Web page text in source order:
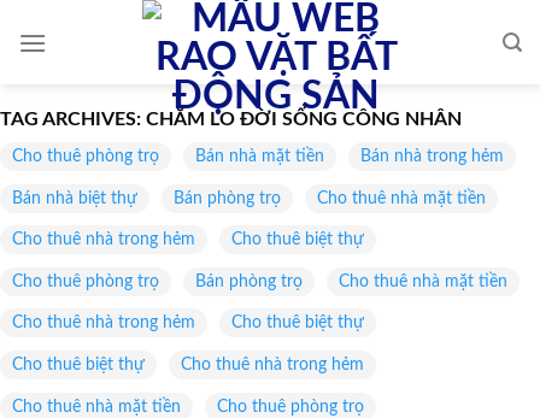
TAG ARCHIVES: CHĂM LO ĐỜI SỐNG CÔNG NHÂN
Cho thuê phòng trọ Bán nhà mặt tiền Bán nhà trong hẻm
Bán nhà biệt thự Bán phòng trọ Cho thuê nhà mặt tiền
Cho thuê nhà trong hẻm Cho thuê biệt thự
Cho thuê phòng trọ Bán phòng trọ Cho thuê nhà mặt tiền
Cho thuê nhà trong hẻm Cho thuê biệt thự
Cho thuê biệt thự Cho thuê nhà trong hẻm
Cho thuê nhà mặt tiền Cho thuê phòng trọ